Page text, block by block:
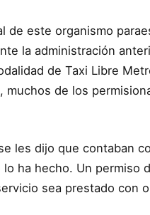
de este organismo
la administración
de Taxi Libre
de los
les dijo que contaban
ha hecho. Un permiso
sea prestado con